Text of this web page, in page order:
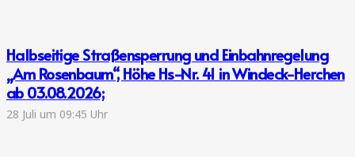
Halbseitige Straßensperrung und Einbahnregelung
„Am Rosenbaum“, Höhe Hs-Nr. 41 in Windeck-Herchen
ab 03.08.2026;
28 Juli um 09:45 Uhr